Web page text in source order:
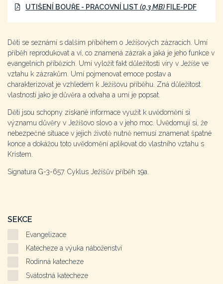
UTIŠENÍ BOUŘE - PRACOVNÍ LIST (0,3 MB) FILE-PDF
Děti se seznámí s dalším příběhem o Ježíšových zázracích. Umí
příběh reprodukovat a ví, co znamená zázrak a jaká je jeho funkce v
evangelních příbězích. Umí vyložit fakt důležitosti víry v Ježíše ve
vztahu k zázrakům. Umí pojmenovat emoce postav a
charakterizovat je vzhledem k Ježíšovu příběhu. Zná důležitost
vlastností jako je důvěra a odvaha a umí je popsat.
Děti jsou schopny získané informace využít k uvědomění si
významu důvěry v Ježíšovo slovo a v jeho moc. Uvědomují si, že
nebezpečné situace v jejich životě nutně nemusí znamenat špatné
konce a dokážou toto uvědomění aplikovat do vlastního vztahu s
Kristem.
Signatura G-3-657. Cyklus Ježíšův příběh 19a.
SEKCE
Evangelizace
Katecheze a výuka náboženství
Rodinná katecheze
Svátostná katecheze